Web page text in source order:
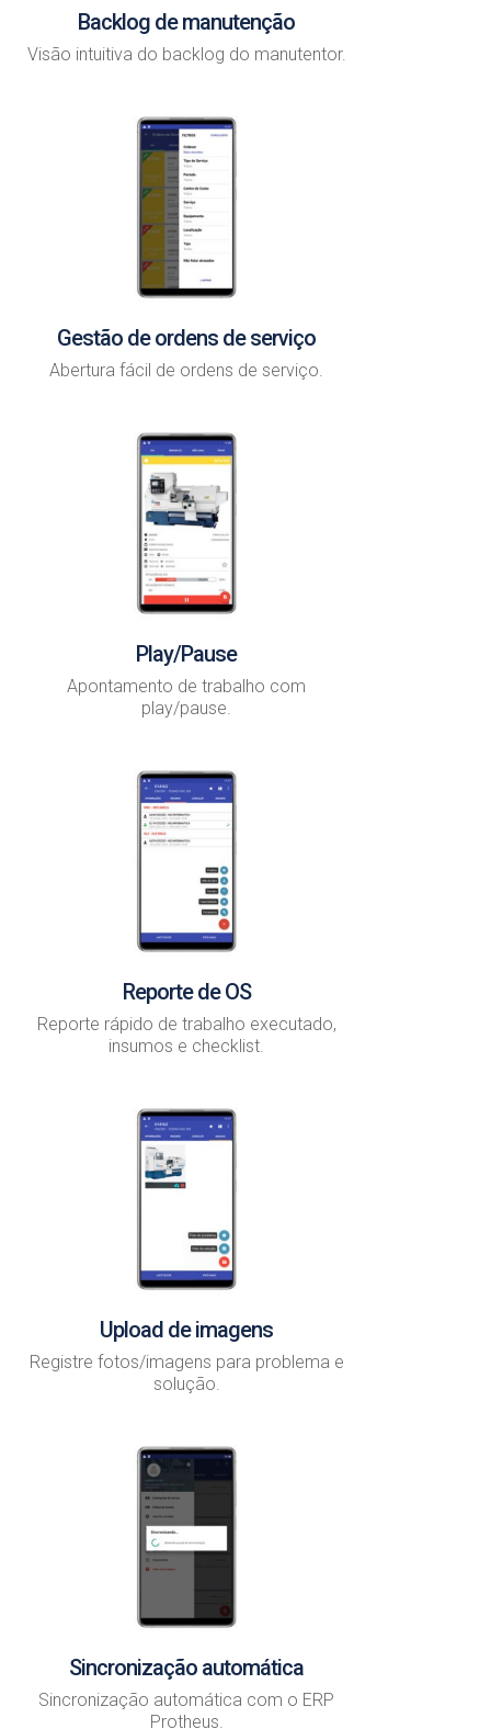
Backlog de manutenção
Visão intuitiva do backlog do manutentor.
Gestão de ordens de serviço
Abertura fácil de ordens de serviço.
Play/Pause
Apontamento de trabalho com
play/pause.
Reporte de OS
Reporte rápido de trabalho executado,
insumos e checklist.
Upload de imagens
Registre fotos/imagens para problema e
solução.
Sincronização automática
Sincronização automática com o ERP
Protheus.